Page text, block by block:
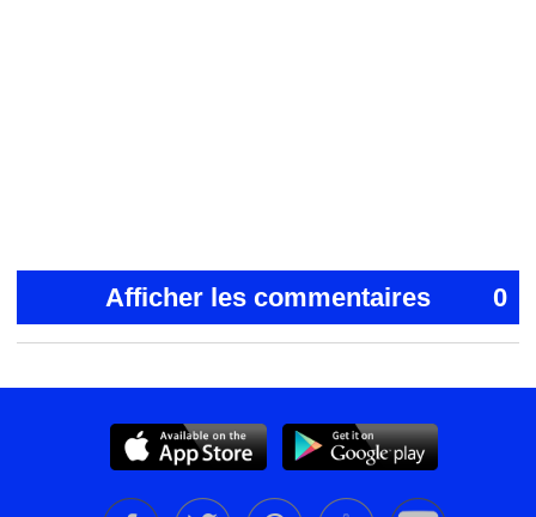
Afficher les commentaires 0